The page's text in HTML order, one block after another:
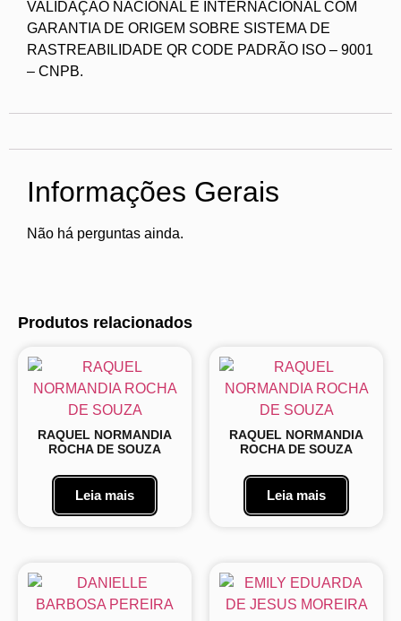
VALIDAÇÃO NACIONAL E INTERNACIONAL COM
GARANTIA DE ORIGEM SOBRE SISTEMA DE
RASTREABILIDADE QR CODE PADRÃO ISO – 9001
– CNPB.
Informações Gerais
Não há perguntas ainda.
Produtos relacionados
RAQUEL NORMANDIA
ROCHA DE SOUZA
Leia mais
RAQUEL NORMANDIA
ROCHA DE SOUZA
Leia mais